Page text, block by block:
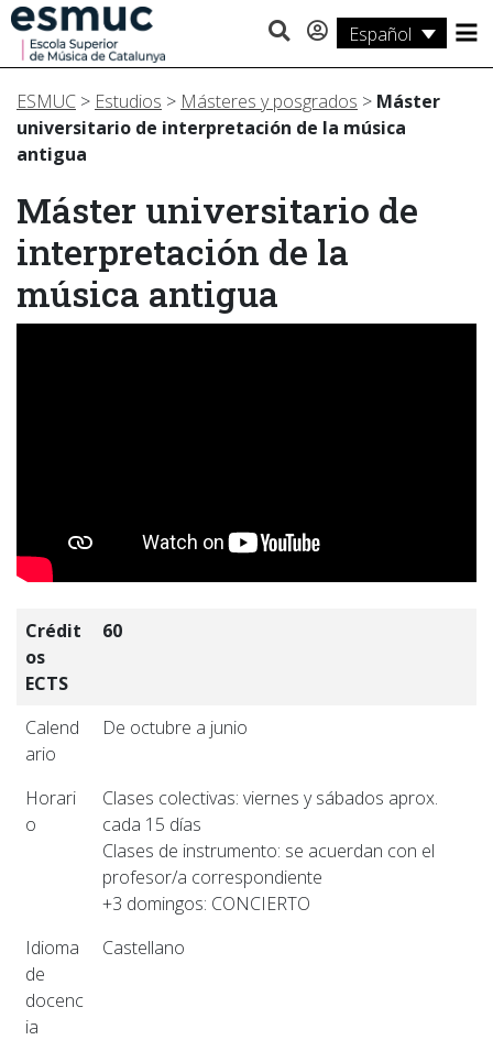
Español
Estudios
Investigación
Servicios
Actividades
ESMUC > Estudios > Másteres y posgrados > Máster
universitario de interpretación de la música
antigua
Máster universitario de
interpretación de la
música antigua
Crédit
os
ECTS
60
Calend
ario
De octubre a junio
Horari
o
Clases colectivas: viernes y sábados aprox.
cada 15 días
Clases de instrumento: se acuerdan con el
profesor/a correspondiente
+3 domingos: CONCIERTO
Idioma
de
docenc
ia
Castellano